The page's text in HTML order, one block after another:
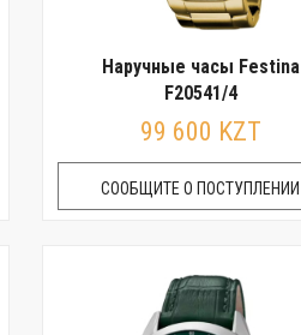
Наручные часы Festina
F20541/4
99 600 KZT
СООБЩИТЕ О ПОСТУПЛЕНИИ